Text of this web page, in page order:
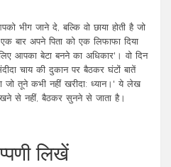
भीग जाने दे, बल्कि वो छाया होती है जो
अपने पिता को एक लिफाफा दिया
आपका बेटा बनने का अधिकार'। वो दिन
चाय की दुकान पर बैठकर घंटों बातें
जो तूने कभी नहीं खरीदा: ध्यान।' ये लेख
से नहीं, बैठकर सुनने से जाता है।
लिखें